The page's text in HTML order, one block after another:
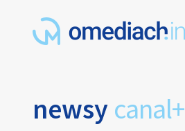
newsy canal+